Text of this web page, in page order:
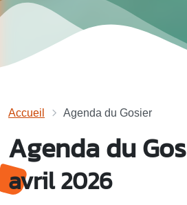
Accueil Agenda du Gosier
Agenda du
avril 2026